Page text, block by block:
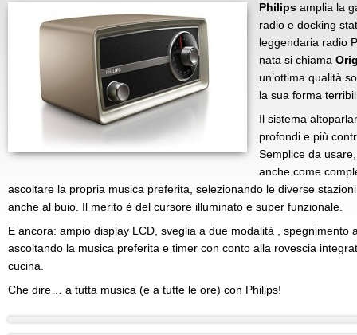
Philips amplia la
radio e docking
leggendaria radio
nata si chiama
un’ottima qualità
la sua forma
Il sistema
profondi e più
Semplice da
anche come
ascoltare la propria musica preferita, selezionando le diverse
anche al buio. Il merito è del cursore illuminato e super funzionale.
E ancora: ampio display LCD, sveglia a due modalità , spegnimento
ascoltando la musica preferita e timer con conto alla rovescia
cucina.
Che dire… a tutta musica (e a tutte le ore) con Philips!